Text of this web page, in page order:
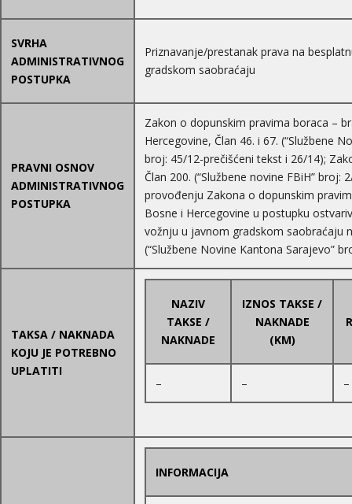
SVRHA
ADMINISTRATIVNOG
POSTUPKA
Priznavanje/prestanak prava na
gradskom saobraćaju
PRAVNI OSNOV
ADMINISTRATIVNOG
POSTUPKA
Zakon o dopunskim pravima boraca –
Hercegovine, Član 46. i 67. (“Službene
broj: 45/12-prečišćeni tekst i 26/14);
Član 200. (“Službene novine FBiH” broj:
provođenju Zakona o dopunskim
Bosne i Hercegovine u postupku
vožnju u javnom gradskom saobraćaju
(“Službene Novine Kantona Sarajevo”
TAKSA / NAKNADA
KOJU JE POTREBNO
UPLATITI
NAZIV
TAKSE /
NAKNADE
IZNOS TAKSE /
NAKNADE
(KM)
– – –
INFORMACIJA